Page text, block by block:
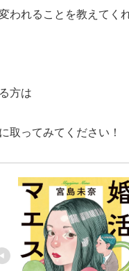
われることを教えてく
方は
取ってみてください！